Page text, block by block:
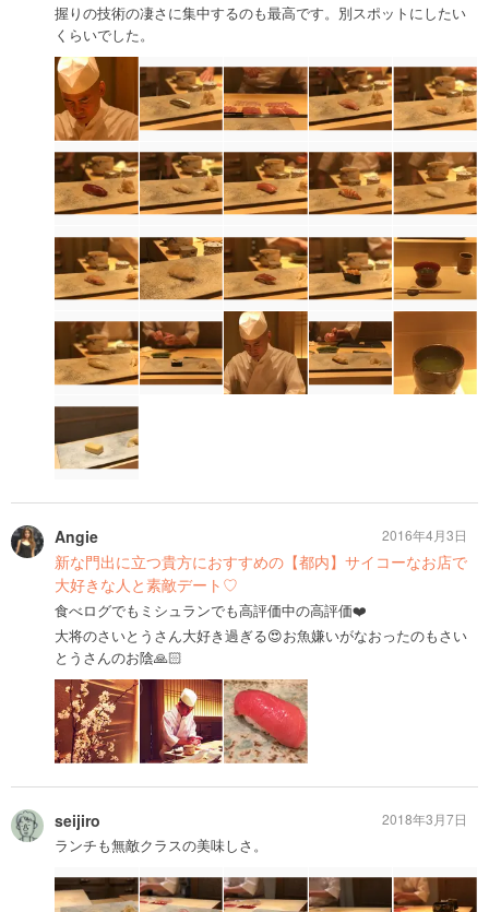
握りの技術の凄さに集中するのも最高です。別スポットにしたい
くらいでした。
Angie
新な門出に立つ貴方におすすめの【都内】サイコーなお店で
大好きな人と素敵デート♡
食べログでもミシュランでも高評価中の高評価❤️
大将のさいとうさん大好き過ぎる😍お魚嫌いがなおったのもさい
とうさんのお陰🙏🏻
2016年4月3日
seijiro
ランチも無敵クラスの美味しさ。
2018年3月7日